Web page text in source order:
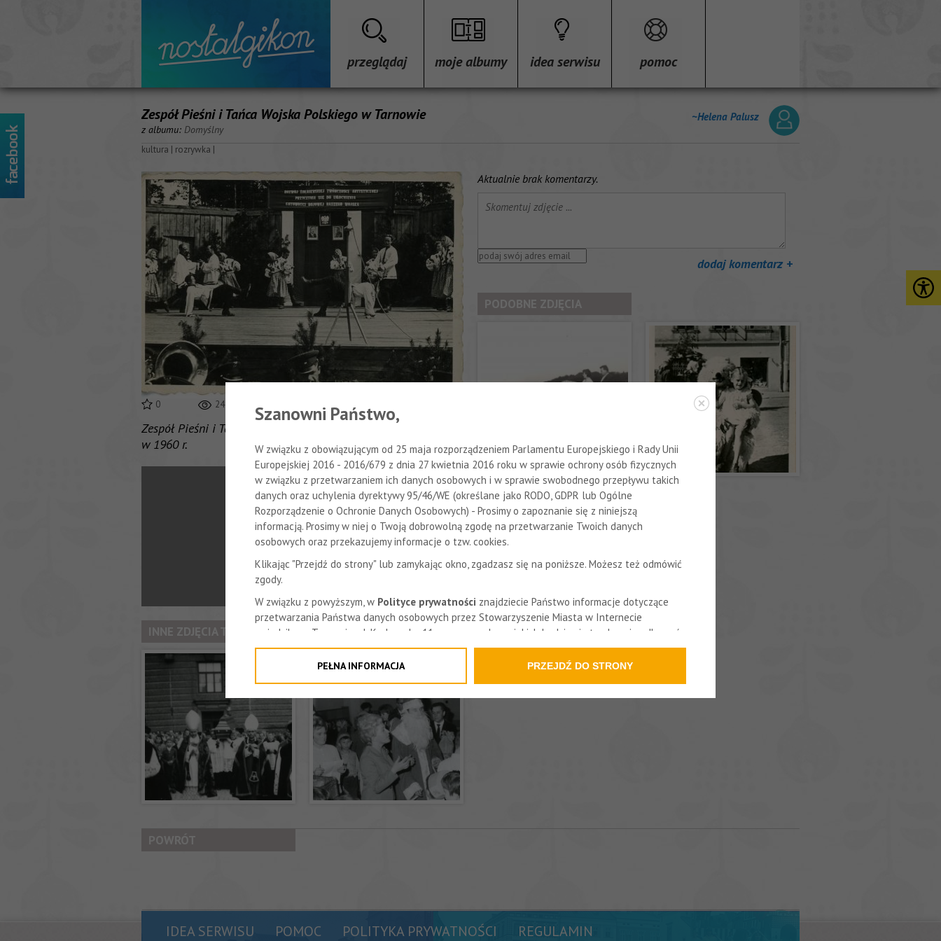
przeglądaj moje albumy idea serwisu pomoc
Zespół Pieśni i Tańca Wojska Polskiego w Tarnowie
z albumu: Domyślny
~Helena Palusz
kultura | rozrywka |
0 2497
Zespół Pieśni i Tańca Wojska Polskiego w Tarnowie powstał
w 1960 r.
INNE ZDJĘCIA TEGO UŻYTKOWNIKA
Aktualnie brak komentarzy.
PODOBNE ZDJĘCIA
POWRÓT
IDEA SERWISU POMOC POLITYKA PRYWATNOŚCI REGULAMIN
Szanowni Państwo,
W związku z obowiązującym od 25 maja rozporządzeniem Parlamentu Europejskiego i Rady Unii
Europejskiej 2016 - 2016/679 z dnia 27 kwietnia 2016 roku w sprawie ochrony osób fizycznych
w związku z przetwarzaniem ich danych osobowych i w sprawie swobodnego przepływu takich
danych oraz uchylenia dyrektywy 95/46/WE (określane jako RODO, GDPR lub Ogólne
Rozporządzenie o Ochronie Danych Osobowych) - Prosimy o zapoznanie się z niniejszą
informacją. Prosimy w niej o Twoją dobrowolną zgodę na przetwarzanie Twoich danych
osobowych oraz przekazujemy informacje o tzw. cookies.
Klikając "Przejdź do strony" lub zamykając okno, zgadzasz się na poniższe. Możesz też odmówić
zgody.
W związku z powyższym, w Polityce prywatności znajdziecie Państwo informacje dotyczące
przetwarzania Państwa danych osobowych przez Stowarzyszenie Miasta w Internecie
z siedzibą w Tarnowie, ul. Krakowska 11a oraz zasady, na jakich będzie się to obecnie odbywać.
Niniejsza informacja nie wymaga od Państwa żadnych dodatkowych działań.
PEŁNA INFORMACJA PRZEJDŹ DO STRONY